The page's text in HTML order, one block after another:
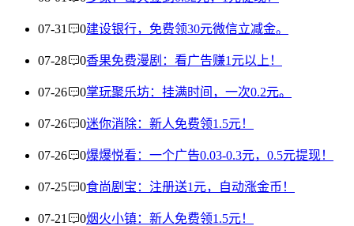
07-31 0建设银行，免费领30元微信立减金。
07-28 0香果免费漫剧：看广告赚1元以上！
07-26 0掌玩聚乐坊：挂满时间，一次0.2元。
07-26 0迷你消除：新人免费领1.5元！
07-26 0爆爆悦看：一个广告0.03-0.3元，0.5元提现！
07-25 0食尚剧宝：注册送1元，自动涨金币！
07-21 0烟火小镇：新人免费领1.5元！